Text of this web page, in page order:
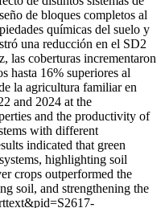
de bloques completos al
químicas del suelo y
una reducción en el SD2
las coberturas incrementaron
hasta 16% superiores al
la agricultura familiar en
and 2024 at the
and the productivity of
with different
indicated that green
highlighting soil
crops outperformed the
soil, and strengthening the